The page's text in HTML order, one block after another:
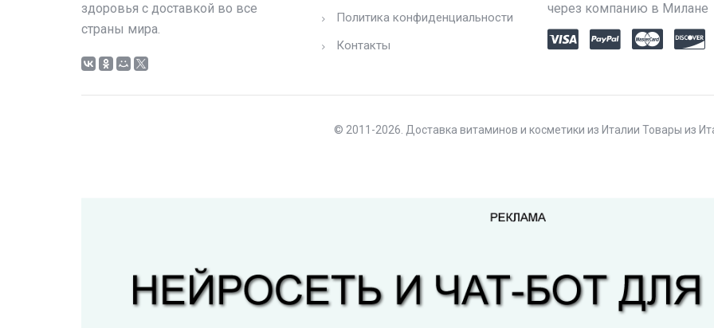
здоровья с доставкой во все
страны мира.
Политика конфиденциальности
Контакты
через компанию в Милане
© 2011-2026. Доставка витаминов и косметики из Италии Товары из